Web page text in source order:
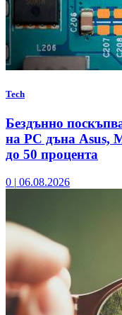
Tech
Бездънно
на РС дъна Asus,
до 50 процента
0 | 06.08.2026